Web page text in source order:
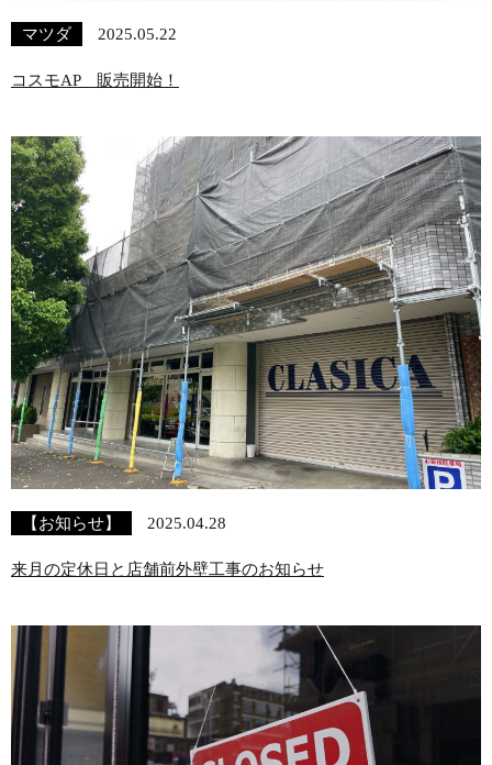
マツダ 2025.05.22
コスモAP 販売開始！
【お知らせ】 2025.04.28
来月の定休日と店舗前外壁工事のお知らせ